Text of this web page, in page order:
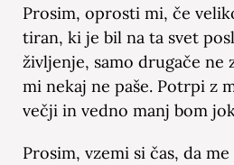
Prosim, oprosti mi, če
tiran, ki je bil na ta svet
življenje, samo drugače ne
mi nekaj ne paše. Potrpi z
večji in vedno manj bom
Prosim, vzemi si čas, da